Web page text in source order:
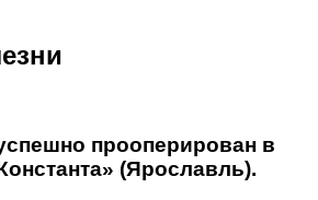
прооперирован в
(Ярославль).